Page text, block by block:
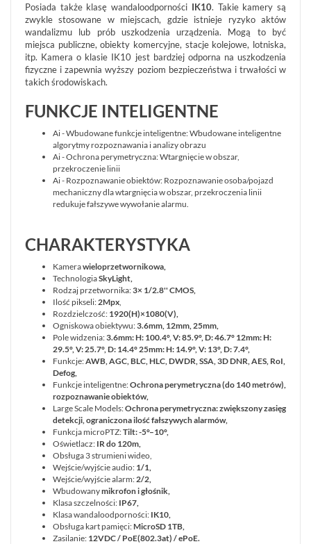
Posiada także klasę wandaloodporności IK10. Takie kamery są
zwykle stosowane w miejscach, gdzie istnieje ryzyko aktów
wandalizmu lub prób uszkodzenia urządzenia. Mogą to być
miejsca publiczne, obiekty komercyjne, stacje kolejowe, lotniska,
itp. Kamera o klasie IK10 jest bardziej odporna na uszkodzenia
fizyczne i zapewnia wyższy poziom bezpieczeństwa i trwałości w
takich środowiskach.
FUNKCJE INTELIGENTNE
Ai - Wbudowane funkcje inteligentne: Wbudowane inteligentne
algorytmy rozpoznawania i analizy obrazu
Ai - Ochrona perymetryczna: Wtargnięcie w obszar,
przekroczenie linii
Ai - Rozpoznawanie obiektów: Rozpoznawanie osoba/pojazd
mechaniczny dla wtargnięcia w obszar, przekroczenia linii
redukuje fałszywe wywołanie alarmu.
CHARAKTERYSTYKA
Kamerawieloprzetwornikowa,
TechnologiaSkyLight,
Rodzaj przetwornika:3× 1/2.8'' CMOS,
Ilość pikseli: 2Mpx
Rozdzielczość: 1920(H)×1080(V),
Ogniskowa obiektywu:3.6mm, 12mm, 25mm,
Pole widzenia:3.6mm: H: 100.4°, V: 85.9°, D: 46.7° 12mm: H:
29.5°, V: 25.7°, D: 14.4° 25mm: H: 14.9°, V: 13°, D: 7.4°,
Funkcje:AWB, AGC, BLC, HLC, DWDR, SSA , 3D DNR, AES, RoI,
Defog,
Funkcje inteligentne:Ochrona perymetryczna (do 140 metrów),
rozpoznawanie obiektów,
Large Scale Models:Ochrona perymetryczna: zwiększony zasięg
detekcji, ograniczona ilość fałszywych alarmów,
Funkcja microPTZ:Tilt: -5°–10°,
Oświetlacz: IR do 120m,
Obsługa 3 strumieni wideo,
Wejście/wyjście audio: 1/1,
Wejście/wyjście alarm: 2/2,
Wbudowanymikrofon i głośnik,
Klasa szczelności: IP67,
Klasa wandaloodporności: IK10,
Obsługa kart pamięci:MicroSD 1TB,
Zasilanie: 12VDC / PoE(802.3at) / ePoE.